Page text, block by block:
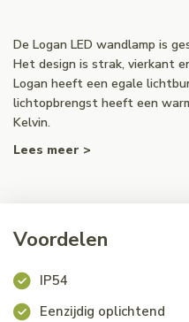
De Logan LED wandlamp is
Het design is strak, vierkant
Logan heeft een egale
lichtopbrengst heeft een
Kelvin.
Lees meer >
Voordelen
IP54
Eenzijdig oplichtend